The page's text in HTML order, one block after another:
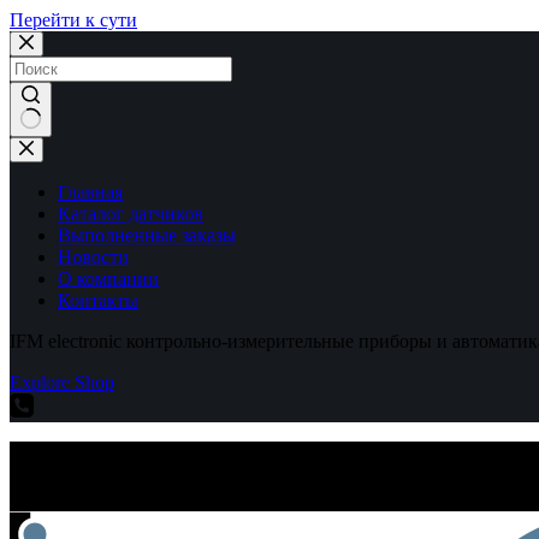
Перейти к сути
Ничего
не
найденоГлавная
Каталог датчиков
Выполненные заказы
Новости
О компании
Контакты
IFM electronic контрольно-измерительные приборы и
Explore Shop